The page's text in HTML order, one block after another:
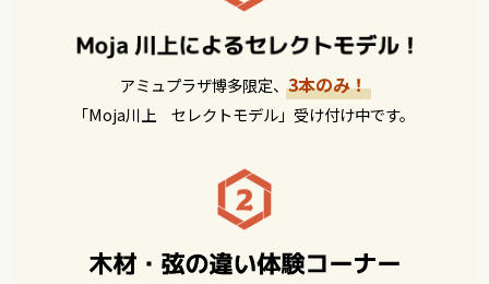
アミュプラザ博多限定、3本のみ！
「Moja川上 セレクトモデル」受け付け中です。